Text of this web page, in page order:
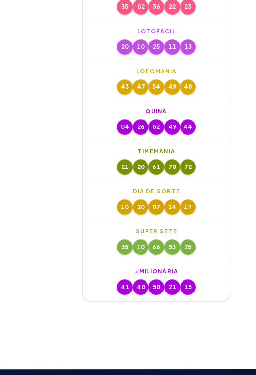
35 02 36 22 23
LOTOFÁCIL
20 10 25 11 13
LOTOMANIA
43 47 54 49 48
QUINA
04 26 52 49 44
TIMEMANIA
21 20 61 70 72
DIA DE SORTE
10 20 07 24 17
SUPER SETE
35 10 66 53 25
+MILIONÁRIA
41 40 50 21 15